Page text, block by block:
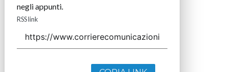
negli appunti.
RSS link